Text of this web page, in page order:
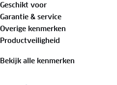
achterop ben je beter
veiligheidsnormen, zodat je
Urban-I 3.0 en ontdek de
Functionaliteiten
✓ Voldoet aan
Geschikt voor
Garantie & service
Overige kenmerken
Productveiligheid
Bekijk alle kenmerken